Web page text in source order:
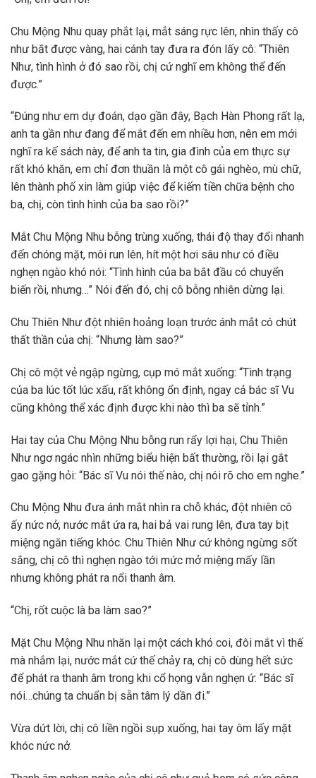
Chu Mộng Nhu quay phắt lại, mắt sáng rực lên, nhìn thấy cô
như bắt được vàng, hai cánh tay đưa ra đón lấy cô: “Thiên
Như, tình hình ở đó sao rồi, chị cứ nghĩ em không thể đến
được.”
“Đúng như em dự đoán, dạo gần đây, Bạch Hàn Phong rất lạ,
anh ta gần như đang để mắt đến em nhiều hơn, nên em mới
nghĩ ra kế sách này, để anh ta tin, gia đình của em thực sự
rất khó khăn, em chỉ đơn thuần là một cô gái nghèo, mù chữ,
lên thành phố xin làm giúp việc để kiếm tiền chữa bệnh cho
ba, chị, còn tình hình của ba sao rồi?”
Mắt Chu Mộng Nhu bỗng trùng xuống, thái độ thay đổi nhanh
đến chóng mặt, môi run lên, hít một hơi sâu như có điều
nghẹn ngào khó nói: “Tình hình của ba bắt đầu có chuyển
biến rồi, nhưng…” Nói đến đó, chị cô bỗng nhiên dừng lại.
Chu Thiên Như đột nhiên hoảng loạn trước ánh mắt có chút
thất thần của chị: “Nhưng làm sao?”
Chị cô một vẻ ngập ngừng, cụp mó mắt xuống: “Tình trạng
của ba lúc tốt lúc xấu, rất không ổn định, ngay cả bác sĩ Vu
cũng không thể xác định được khi nào thì ba sẽ tỉnh.”
Hai tay của Chu Mộng Nhu bỗng run rẩy lợi hại, Chu Thiên
Như ngơ ngác nhìn những biểu hiện bất thường, rồi lại gắt
gao gặng hỏi: “Bác sĩ Vu nói thế nào, chị nói rõ cho em nghe.”
Chu Mộng Nhu đưa ánh mắt nhìn ra chỗ khác, đột nhiên cô
ấy nức nở, nước mắt ứa ra, hai bả vai rung lên, đưa tay bịt
miệng ngăn tiếng khóc. Chu Thiên Như cứ không ngừng sốt
sắng, chị cô thì nghẹn ngào tới mức mở miệng mấy lần
nhưng không phát ra nổi thanh âm.
“Chị, rốt cuộc là ba làm sao?”
Mặt Chu Mộng Nhu nhăn lại một cách khó coi, đôi mắt vì thế
mà nhắm lại, nước mắt cứ thế chảy ra, chị cô dùng hết sức
để phát ra thanh âm trong khi cổ họng vẫn nghẹn ứ: “Bác sĩ
nói…chúng ta chuẩn bị sẵn tâm lý dần đi.”
Vừa dứt lời, chị cô liền ngồi sụp xuống, hai tay ôm lấy mặt
khóc nức nở.